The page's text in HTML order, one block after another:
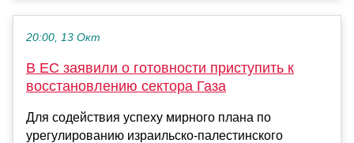
20:00, 13 Окт
В ЕС заявили о готовности приступить к
восстановлению сектора Газа
Для содействия успеху мирного плана по
урегулированию израильско-палестинского